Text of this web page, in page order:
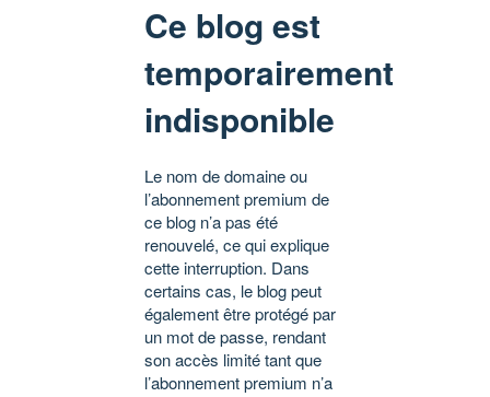
Ce blog est
temporairement
indisponible
Le nom de domaine ou
l’abonnement premium de
ce blog n’a pas été
renouvelé, ce qui explique
cette interruption. Dans
certains cas, le blog peut
également être protégé par
un mot de passe, rendant
son accès limité tant que
l’abonnement premium n’a